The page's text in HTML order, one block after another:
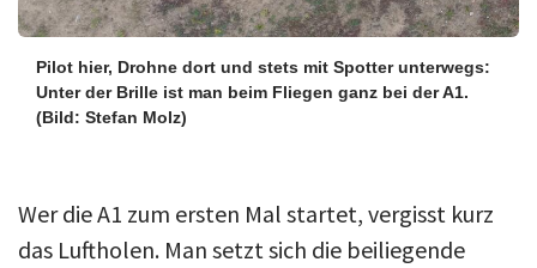
Pilot hier, Drohne dort und stets mit Spotter unterwegs:
Unter der Brille ist man beim Fliegen ganz bei der A1.
(Bild: Stefan Molz)
Wer die A1 zum ersten Mal startet, vergisst kurz
das Luftholen. Man setzt sich die beiliegende